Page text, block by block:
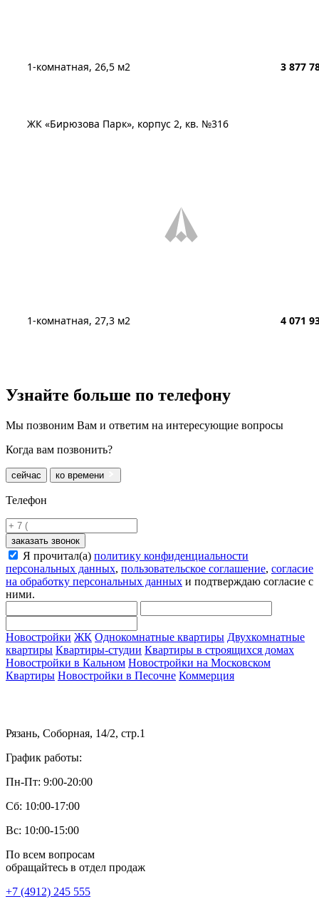
1-комнатная, 26,5 м2 3 877
ЖК «Бирюзова Парк», корпус 2, кв. №316
1-комнатная, 27,3 м2 4 071
Узнайте больше по телефону
Мы позвоним Вам и ответим на интересующие вопросы
Когда вам позвонить?
сейчас ко времени
Телефон
заказать звонок
Я прочитал(а) политику конфиденциальности
персональных данных, пользовательское соглашение, согласие
на обработку персональных данных и подтверждаю согласие с
ними.
Новостройки ЖК Однокомнатные квартиры Двухкомнатные
квартиры Квартиры-студии Квартиры в строящихся домах
Новостройки в Кальном Новостройки на Московском
Квартиры Новостройки в Песочне Коммерция
Рязань, Соборная, 14/2, стр.1
График работы:
Пн-Пт: 9:00-20:00
Сб: 10:00-17:00
Вс: 10:00-15:00
По всем вопросам
обращайтесь в отдел продаж
+7 (4912) 245 555